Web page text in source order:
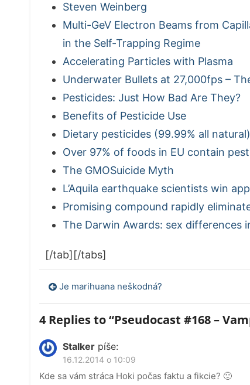
Steven Weinberg
Multi-GeV Electron Beams from
in the Self-Trapping Regime
Accelerating Particles with Plasma
Underwater Bullets at 27,000fps –
Pesticides: Just How Bad Are They?
Benefits of Pesticide Use
Dietary pesticides (99.99% all natural)
Over 97% of foods in EU contain
The GMOSuicide Myth
L’Aquila earthquake scientists win
Promising compound rapidly
The Darwin Awards: sex differences
[/tab][/tabs]
Navigácia
v
článku
Je marihuana neškodná?
4 Replies to “Pseudocast #168 –
Stalker píše:
16.12.2014 o 10:09
Kde sa vám stráca Hoki počas faktu a fikcie? 🙂